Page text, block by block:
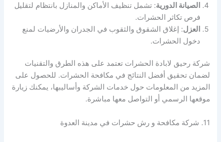
الصيانة الدورية: تشمل تنظيف الأماكن والمنازل بانتظام لتقليل
فرص تكاثر الحشرات.
العزل: إغلاق الشقوق والثقوب في الجدران والأرضيات لمنع
دخول الحشرات.
شركة رحيق لابادة الحشرات تعتمد على هذه الطرق والتقنيات
لضمان تحقيق أفضل النتائج في مكافحة الحشرات. للحصول على
المزيد من المعلومات حول خدمات الشركة وأساليبها، يمكنك زيارة
موقعها الرسمي أو التواصل معها مباشرة.
11. شركة مكافحة و رش حشرات في مدينة العدوة